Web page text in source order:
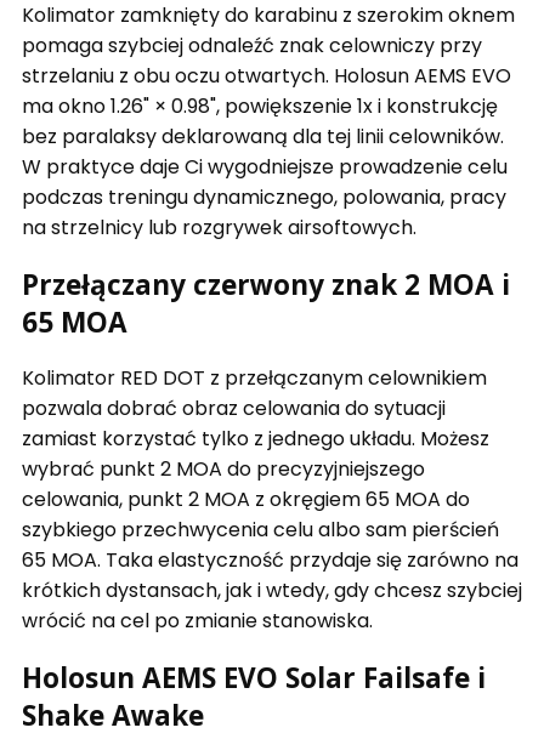
Kolimator zamknięty do karabinu z szerokim oknem
pomaga szybciej odnaleźć znak celowniczy przy
strzelaniu z obu oczu otwartych. Holosun AEMS EVO
ma okno 1.26" × 0.98", powiększenie 1x i konstrukcję
bez paralaksy deklarowaną dla tej linii celowników.
W praktyce daje Ci wygodniejsze prowadzenie celu
podczas treningu dynamicznego, polowania, pracy
na strzelnicy lub rozgrywek airsoftowych.
Przełączany czerwony znak 2 MOA i
65 MOA
Kolimator RED DOT z przełączanym celownikiem
pozwala dobrać obraz celowania do sytuacji
zamiast korzystać tylko z jednego układu. Możesz
wybrać punkt 2 MOA do precyzyjniejszego
celowania, punkt 2 MOA z okręgiem 65 MOA do
szybkiego przechwycenia celu albo sam pierścień
65 MOA. Taka elastyczność przydaje się zarówno na
krótkich dystansach, jak i wtedy, gdy chcesz szybciej
wrócić na cel po zmianie stanowiska.
Holosun AEMS EVO Solar Failsafe i
Shake Awake